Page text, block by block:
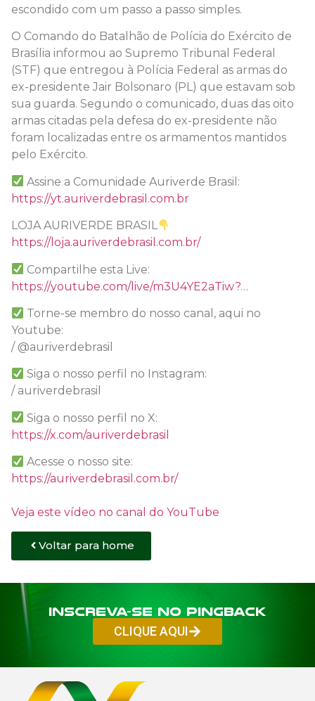
escondido com um passo a passo simples.
O Comando do Batalhão de Polícia do Exército de
Brasília informou ao Supremo Tribunal Federal
(STF) que entregou à Polícia Federal as armas do
ex-presidente Jair Bolsonaro (PL) que estavam sob
sua guarda. Segundo o comunicado, duas das oito
armas citadas pela defesa do ex-presidente não
foram localizadas entre os armamentos mantidos
pelo Exército.
Assine a Comunidade Auriverde Brasil:
https://yt.auriverdebrasil.com.br
LOJA AURIVERDE BRASIL
https://loja.auriverdebrasil.com.br/
Compartilhe esta Live:
https://youtube.com/live/m3U4YE2aTiw?…
Torne-se membro do nosso canal, aqui no
Youtube:
/ @auriverdebrasil
Siga o nosso perfil no Instagram:
/ auriverdebrasil
Siga o nosso perfil no X:
https://x.com/auriverdebrasil
Acesse o nosso site:
https://auriverdebrasil.com.br/
Veja este vídeo no canal do YouTube
Voltar para home
Inscreva-se no PINGBACK
CLIQUE AQUI